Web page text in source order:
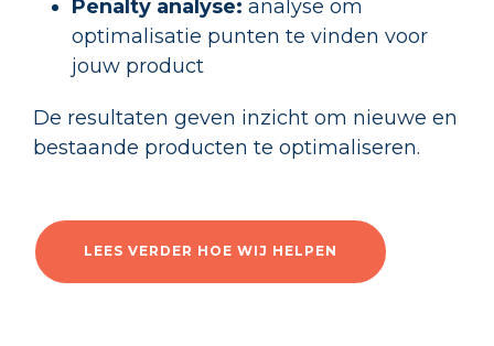
Penalty analyse: analyse om
optimalisatie punten te vinden voor
jouw product
De resultaten geven inzicht om nieuwe en
bestaande producten te optimaliseren.
LEES VERDER HOE WIJ HELPEN